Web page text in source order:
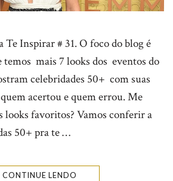
Te Inspirar # 31. O foco do blog é
mais 7 looks dos eventos do
celebridades 50+ com suas
acertou e quem errou. Me
looks favoritos? Vamos conferir a
50+ pra te …
CONTINUE LENDO